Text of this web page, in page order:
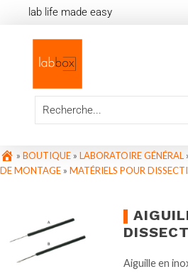
lab life made easy
» BOUTIQUE » LABORATOIRE GÉNÉRAL
DE MONTAGE » MATÉRIELS POUR
Aiguille en